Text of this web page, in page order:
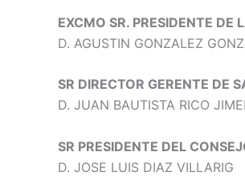
EXCMO SR. PRESIDENTE DE
D. AGUSTIN GONZALEZ
SR DIRECTOR GERENTE DE
D. JUAN BAUTISTA RICO
SR PRESIDENTE DEL
D. JOSE LUIS DIAZ VILLARIG